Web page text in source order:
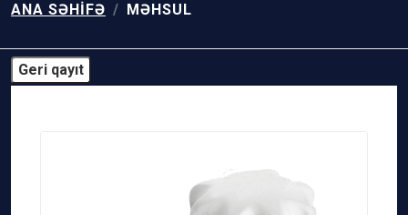
ANA SƏHIFƏ MƏHSUL
Geri qayıt